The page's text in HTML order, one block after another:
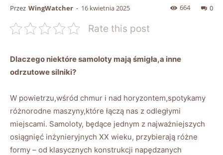
Przez WingWatcher - 16 kwietnia 2025 0
664
Rate this post
Dlaczego niektóre‍ samoloty‌ mają‌ śmigła,a⁣ inne
odrzutowe‌ silniki?
W powietrzu,wśród ⁤chmur i ⁢nad horyzontem,spotykamy
różnorodne maszyny,które łączą⁢ nas z odległymi
miejscami. Samoloty, ‍będące‌ jednym ‌z najważniejszych
osiągnięć inżynieryjnych XX wieku, przybierają różne
formy – od klasycznych‌ konstrukcji ⁢napędzanych